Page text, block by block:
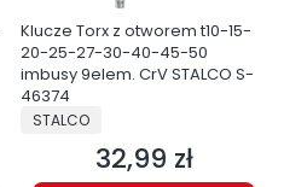
Klucze Torx z otworem t10-15-
20-25-27-30-40-45-50
imbusy 9elem. CrV STALCO S-
46374
PRODUCENT
STALCO
Cena
32,99 zł